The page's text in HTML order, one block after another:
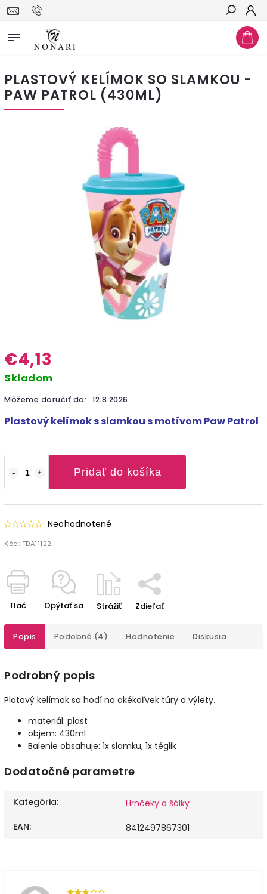
Hľadať
PLASTOVÝ KELÍMOK SO SLAMKOU -
PAW PATROL (430ML)
€4,13
Skladom
Môžeme doručiť do: 12.8.2026
Pridať do košíka
Neohodnotené
Kód: TDA11122
Plastový kelímok s slamkou s motívom Paw Patrol
Tlač Opýtať sa Strážiť Zdieľať
Popis Podobné (4) Hodnotenie Diskusia
Podrobný popis
Platový kelímok sa hodí na akékoľvek túry a výlety.
materiál: plast
objem: 430ml
Balenie obsahuje: 1x slamku, 1x téglik
Dodatočné parametre
Kategória:
Hrnčeky a šálky
EAN: 8412497867301